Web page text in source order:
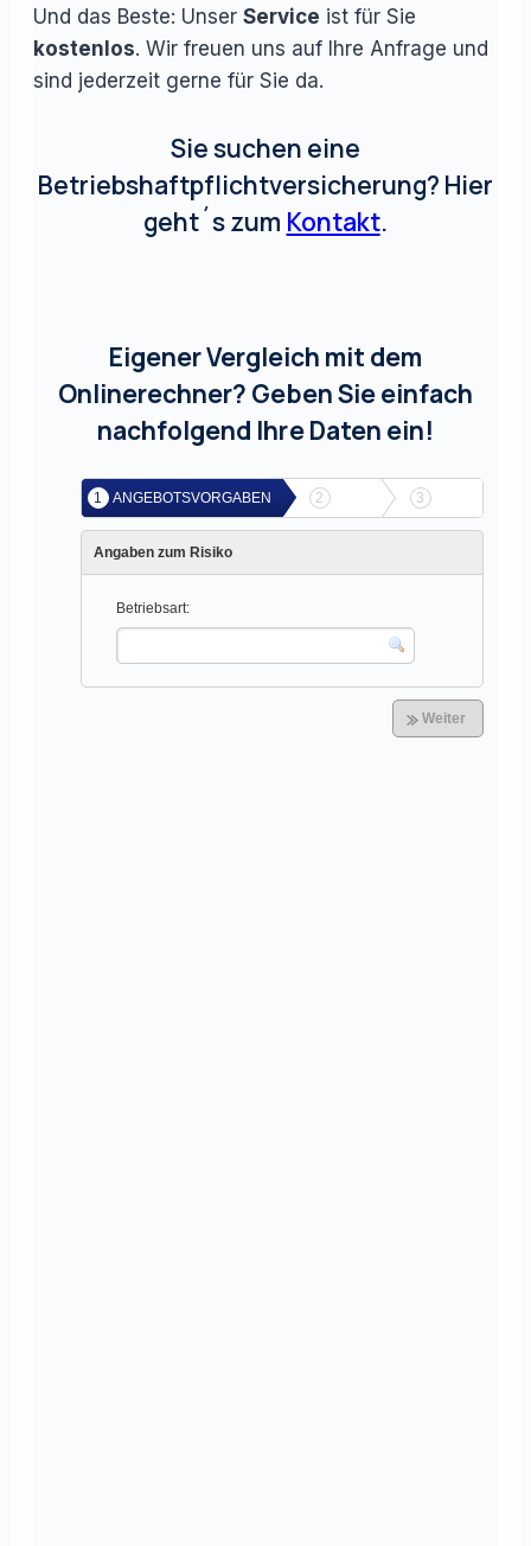
Und das Beste: Unser Service ist für Sie
kostenlos. Wir freuen uns auf Ihre Anfrage und
sind jederzeit gerne für Sie da.
Sie suchen eine
Betriebshaftpflichtversicherung? Hier
geht´s zum Kontakt.
Eigener Vergleich mit dem
Onlinerechner? Geben Sie einfach
nachfolgend Ihre Daten ein!